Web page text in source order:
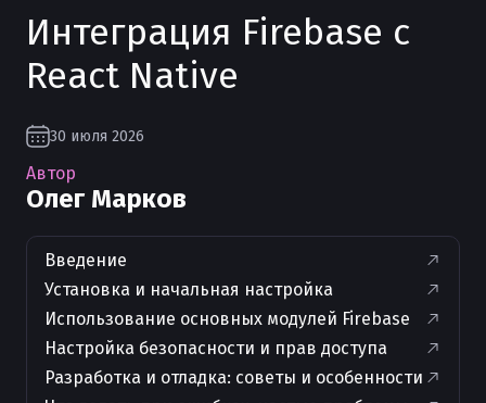
Интеграция Firebase с
React Native
30 июля 2026
Автор
Олег Марков
Введение
Установка и начальная настройка
Использование основных модулей Firebase
Настройка безопасности и прав доступа
Разработка и отладка: советы и особенности